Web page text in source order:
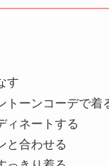
す
トーンコーデで着
ィネートする
と合わせる